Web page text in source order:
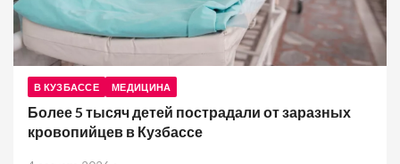
В КУЗБАССЕ МЕДИЦИНА
Более 5 тысяч детей пострадали от заразных
кровопийцев в Кузбассе